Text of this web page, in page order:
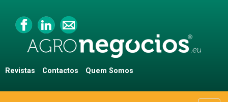
Revistas Contactos Quem Somos